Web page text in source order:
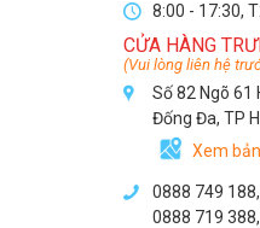
8:00 - 17:30,
CỬA HÀNG
(Vui lòng liên hệ
Số 82 Ngõ 61
Đống Đa, TP
Xem
0888 749 188,
0888 719 388,